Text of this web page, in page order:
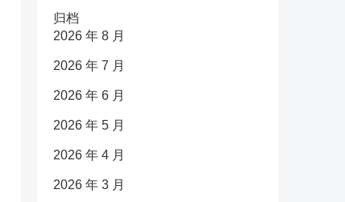
归档
2026 年 8 月
2026 年 7 月
2026 年 6 月
2026 年 5 月
2026 年 4 月
2026 年 3 月